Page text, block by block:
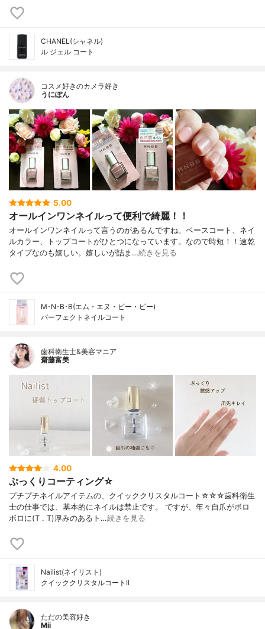
CHANEL(シャネル)
ル ジェル コート
コスメ好きのカメラ好き
うにぽん
5.00
オールインワンネイルって便利で綺麗！！
オールインワンネイルって言うのがあるんですね。ベースコート、ネイ
ルカラー、トップコートがひとつになっています。なので時短！！速乾
タイプなのも嬉しい。嬉しいが詰ま…続きを見る
M･N･B･B(エム・エヌ・ビー・ビー)
パーフェクトネイルコート
歯科衛生士&美容マニア
齋藤富美
4.00
ぷっくりコーティング☆
プチプチネイルアイテムの、クイッククリスタルコート☆☆☆歯科衛生
士の仕事では、基本的にネイルは禁止です。 ですが、年々自爪がボロ
ボロに(T . T)厚みのあるト…続きを見る
Nailist(ネイリスト)
クイッククリスタルコートII
ただの美容好き
Mii